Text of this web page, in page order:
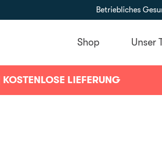
Betriebliches
Shop Unser
LIEFERUNG